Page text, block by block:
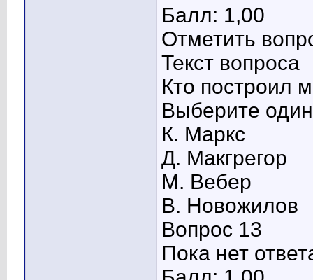
Балл: 1,00
Отметить
Текст вопроса
Кто построил
Выберите
К. Маркс
Д. Макгрегор
М. Вебер
В. Новожилов
Вопрос 13
Пока нет